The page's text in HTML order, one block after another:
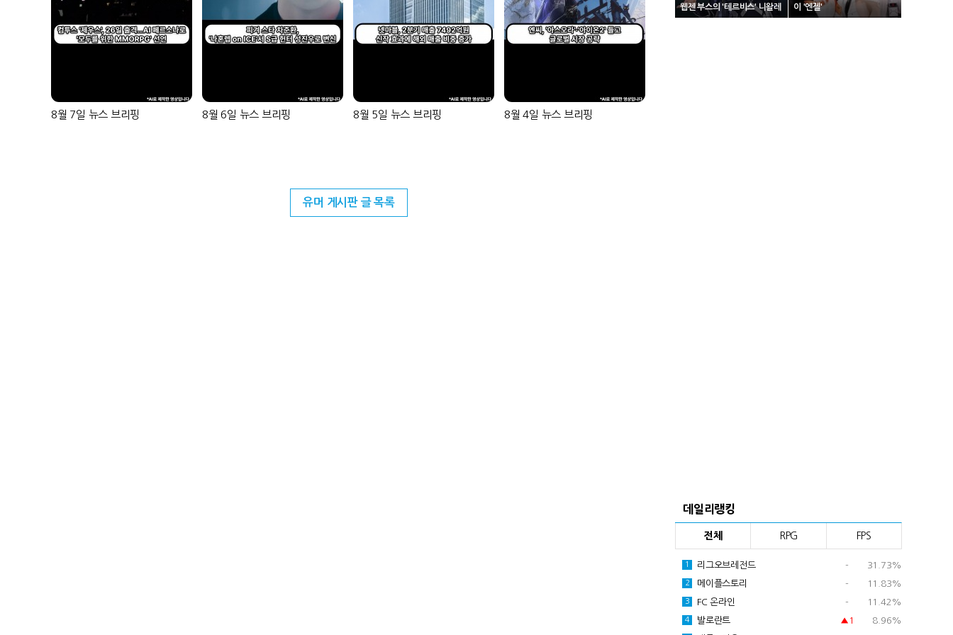
8월 7일 뉴스 브리핑 8월 6일 뉴스 브리핑 8월 5일 뉴스 브리핑 8월 4일 뉴스 브리핑
유머 게시판 글 목록
웹젠 부스의 '테르비스' 니왈레 이 '엔젤'
데일리랭킹
전체 RPG FPS
1 리그오브레전드 - 31.73%
2 메이플스토리 - 11.83%
3 FC 온라인 - 11.42%
4 발로란트 ▲1 8.96%